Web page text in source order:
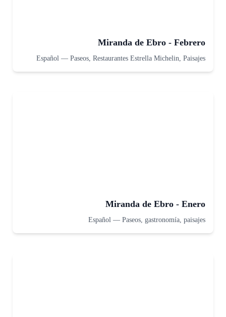
Miranda de Ebro - Febrero
Español — Paseos, Restaurantes Estrella Michelin, Paisajes
Miranda de Ebro - Enero
Español — Paseos, gastronomía, paisajes